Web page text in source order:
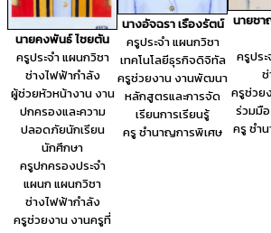
นายคงพันธ์ ไชยตัน
ครูประจำ แผนกวิชา
ช่างไฟฟ้ากำลัง
ผู้ช่วยหัวหน้างาน งาน
ปกครองและความ
ปลอดภัยนักเรียน
นักศึกษา
ครูปกครองประจำ
แผนก แผนกวิชา
ช่างไฟฟ้ากำลัง
ครูช่วยงาน งานครูที่
นางอัจฉรา เรืองรัตน์
ครูประจำ แผนกวิชา
เทคโนโลยีธุรกิจดิจิทัล
ครูช่วยงาน งานพัฒนา
หลักสูตรและการจัด
เรียนการเรียนรู้
ครู ชำนาญการพิเศษ
นายช
ครูปร
ครูช่วย
ร่วมมื
ครู ชำ